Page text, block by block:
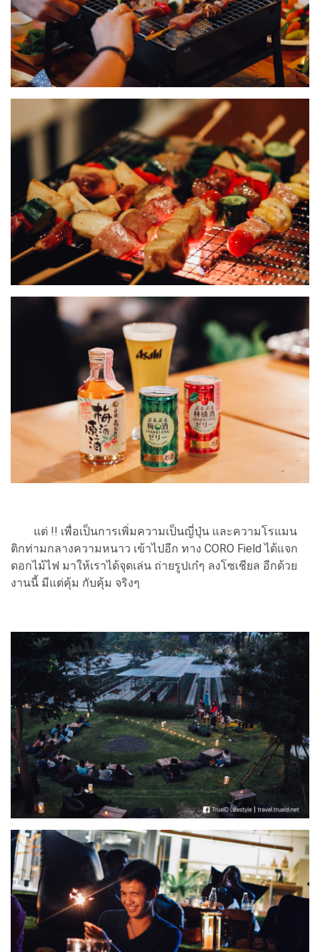
แต่ !! เพื่อเป็นการเพิ่มความเป็นญี่ปุ่น และความโรแมน
ติกท่ามกลางความหนาว เข้าไปอีก ทาง CORO Field ได้แจก
ดอกไม้ไฟ มาให้เราได้จุดเล่น ถ่ายรูปเก๋ๆ ลงโซเชียล อีกด้วย
งานนี้ มีแต่คุ้ม กับคุ้ม จริงๆ